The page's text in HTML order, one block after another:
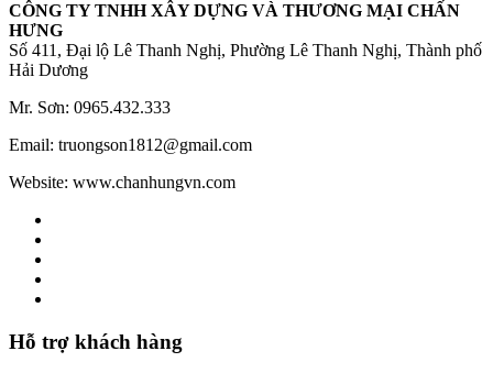
CÔNG TY TNHH XÂY DỰNG VÀ THƯƠNG MẠI CHẤN
HƯNG
Số 411, Đại lộ Lê Thanh Nghị, Phường Lê Thanh Nghị, Thành phố
Hải Dương
Mr. Sơn: 0965.432.333
Email: truongson1812@gmail.com
Website: www.chanhungvn.com
Hỗ trợ khách hàng